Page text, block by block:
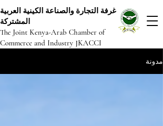
غرفة التجارة والصناعة الكينية العربية
المشتركة
The Joint Kenya-Arab Chamber of
Commerce and Industry JKACCI
مدونة